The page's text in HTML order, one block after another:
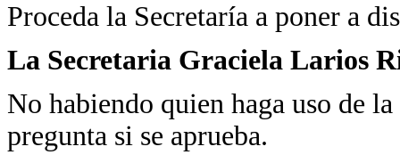
Proceda la Secretaría a poner a
La Secretaria Graciela Larios
No habiendo quien haga uso de
pregunta si se aprueba.